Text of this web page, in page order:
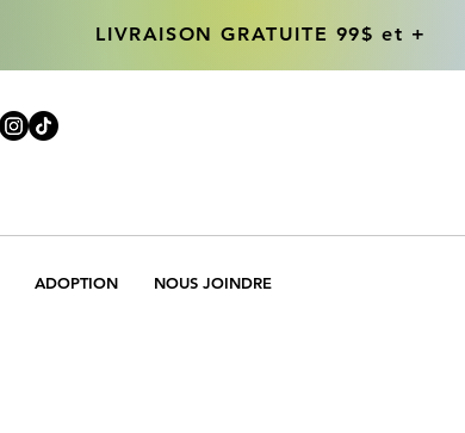
LIVRAISON GRATUITE 99$ et +
LIVRAISON GRATUITE 99$ et +
ADOPTION NOUS JOINDRE